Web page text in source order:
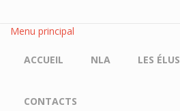
Menu principal
ACCUEIL NLA LES ÉLUS
CONTACTS